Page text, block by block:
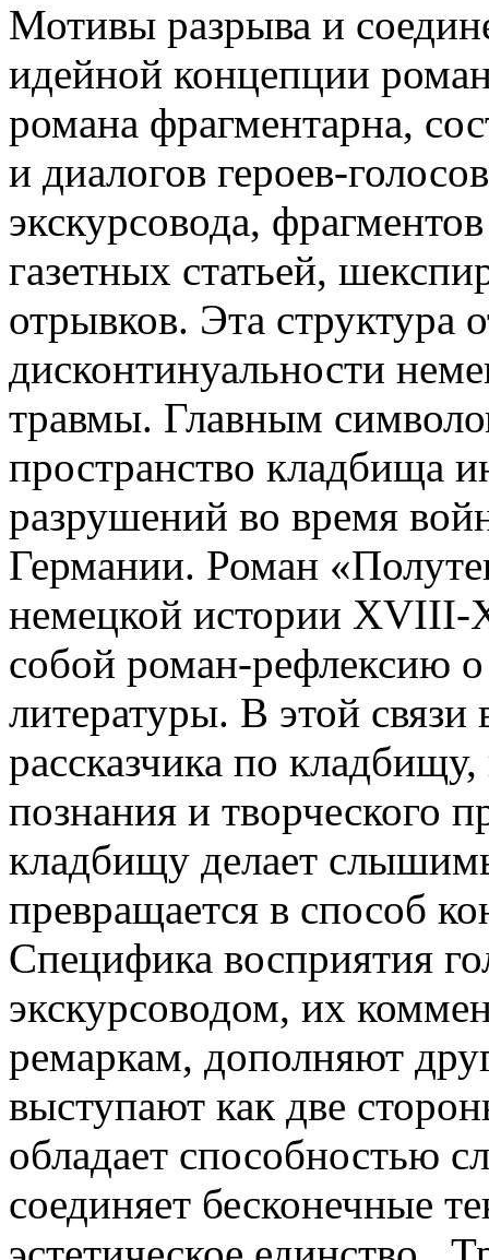
Мотивы разрыва и
идейной концепции
романа фрагментарна,
и диалогов героев-
экскурсовода,
газетных статьей,
отрывков. Эта структура
дисконтинуальности
травмы. Главным
пространство кладбища
разрушений во время
Германии. Роман
немецкой истории XVIII-
собой роман-рефлексию
литературы. В этой связи
рассказчика по
познания и творческого
кладбищу делает
превращается в способ
Специфика восприятия
экскурсоводом, их
ремаркам, дополняют
выступают как две
обладает способностью
соединяет бесконечные